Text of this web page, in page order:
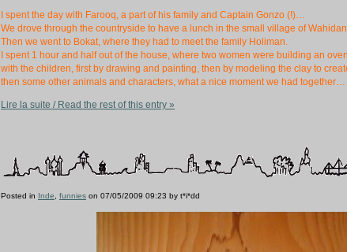
I spent the day with Farooq, a part of his family and Captain Gonzo (!)…
We drove through the countryside to have a lunch in the small village of
Then we went to Bokat, where they had to meet the family Holiman.
I spent 1 hour and half out of the house, where two women were building an
with the children, first by drawing and painting, then by modeling the clay to
then some other animals and characters, what a nice moment we had together…
Lire la suite / Read the rest of this entry »
Posted in Inde funnies on 07/05/2009 09:23 by t*i*dd